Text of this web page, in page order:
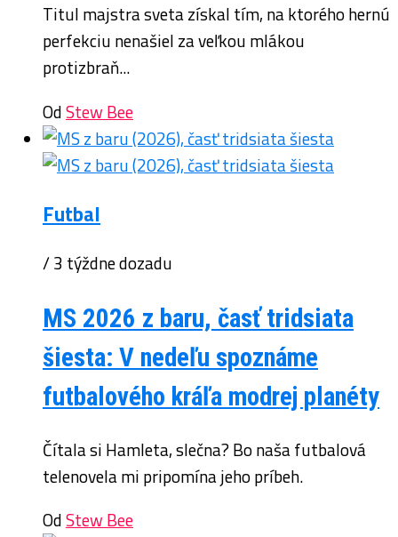
Titul majstra sveta získal tím, na ktorého hernú
perfekciu nenašiel za veľkou mlákou
protizbraň...
OdStew Bee
Futbal
/ 3 týždne dozadu
MS 2026 z baru, časť tridsiata
šiesta: V nedeľu spoznáme
futbalového kráľa modrej planéty
Čítala si Hamleta, slečna? Bo naša futbalová
telenovela mi pripomína jeho príbeh.
OdStew Bee